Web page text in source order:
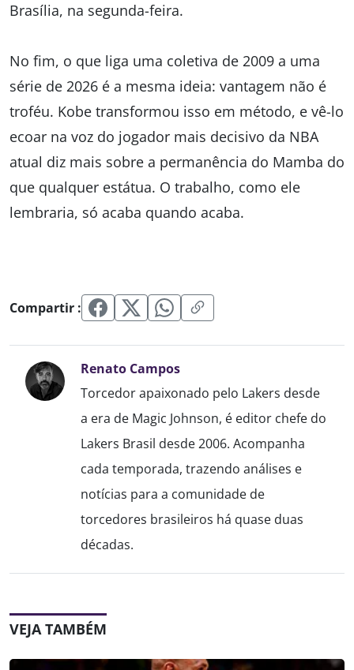
Brasília, na segunda-feira.
No fim, o que liga uma coletiva de 2009 a uma
série de 2026 é a mesma ideia: vantagem não é
troféu. Kobe transformou isso em método, e vê-lo
ecoar na voz do jogador mais decisivo da NBA
atual diz mais sobre a permanência do Mamba do
que qualquer estátua. O trabalho, como ele
lembraria, só acaba quando acaba.
Compartir :
Renato Campos
Torcedor apaixonado pelo Lakers desde
a era de Magic Johnson, é editor chefe do
Lakers Brasil desde 2006. Acompanha
cada temporada, trazendo análises e
notícias para a comunidade de
torcedores brasileiros há quase duas
décadas.
VEJA TAMBÉM